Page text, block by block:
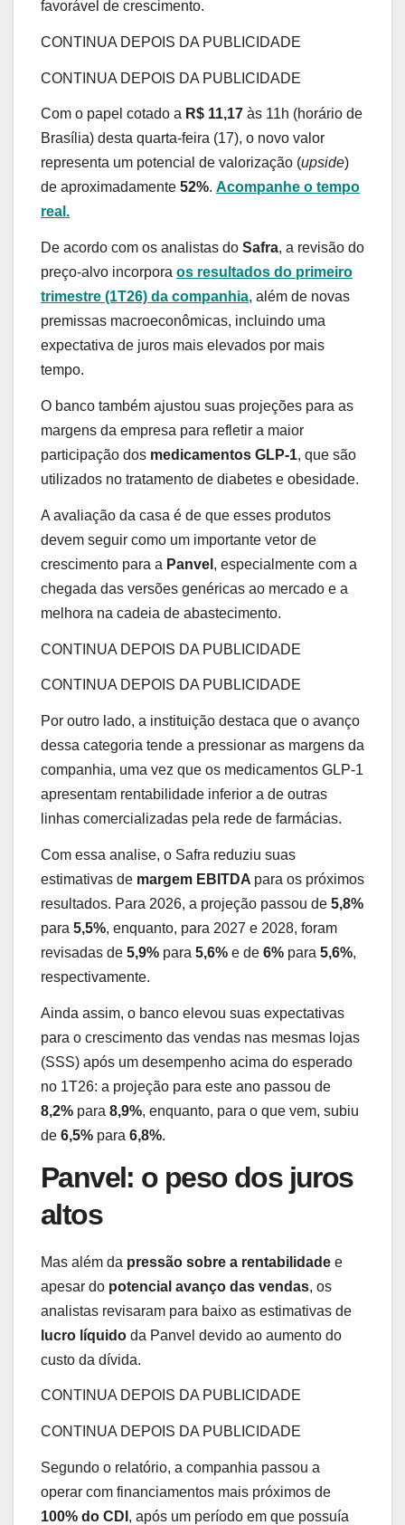
favorável de crescimento.
CONTINUA DEPOIS DA PUBLICIDADE
CONTINUA DEPOIS DA PUBLICIDADE
Com o papel cotado a R$ 11,17 às 11h (horário de
Brasília) desta quarta-feira (17), o novo valor
representa um potencial de valorização (upside)
de aproximadamente 52%. Acompanhe o tempo
real.
De acordo com os analistas do Safra, a revisão do
preço-alvo incorpora os resultados do primeiro
trimestre (1T26) da companhia, além de novas
premissas macroeconômicas, incluindo uma
expectativa de juros mais elevados por mais
tempo.
O banco também ajustou suas projeções para as
margens da empresa para refletir a maior
participação dos medicamentos GLP-1, que são
utilizados no tratamento de diabetes e obesidade.
A avaliação da casa é de que esses produtos
devem seguir como um importante vetor de
crescimento para a Panvel , especialmente com a
chegada das versões genéricas ao mercado e a
melhora na cadeia de abastecimento.
CONTINUA DEPOIS DA PUBLICIDADE
CONTINUA DEPOIS DA PUBLICIDADE
Por outro lado, a instituição destaca que o avanço
dessa categoria tende a pressionar as margens da
companhia, uma vez que os medicamentos GLP-1
apresentam rentabilidade inferior a de outras
linhas comercializadas pela rede de farmácias.
Com essa analise, o Safra reduziu suas
estimativas de margem EBITDA para os próximos
resultados. Para 2026, a projeção passou de 5,8%
para 5,5%, enquanto, para 2027 e 2028, foram
revisadas de 5,9% para 5,6% e de 6% para 5,6%,
respectivamente.
Ainda assim, o banco elevou suas expectativas
para o crescimento das vendas nas mesmas lojas
(SSS) após um desempenho acima do esperado
no 1T26: a projeção para este ano passou de
8,2% para 8,9%, enquanto, para o que vem, subiu
de 6,5% para 6,8%.
Panvel: o peso dos juros
altos
Mas além da pressão sobre a rentabilidade e
apesar do potencial avanço das vendas, os
analistas revisaram para baixo as estimativas de
lucro líquido da Panvel devido ao aumento do
custo da dívida.
CONTINUA DEPOIS DA PUBLICIDADE
CONTINUA DEPOIS DA PUBLICIDADE
Segundo o relatório, a companhia passou a
operar com financiamentos mais próximos de
100% do CDI , após um período em que possuía